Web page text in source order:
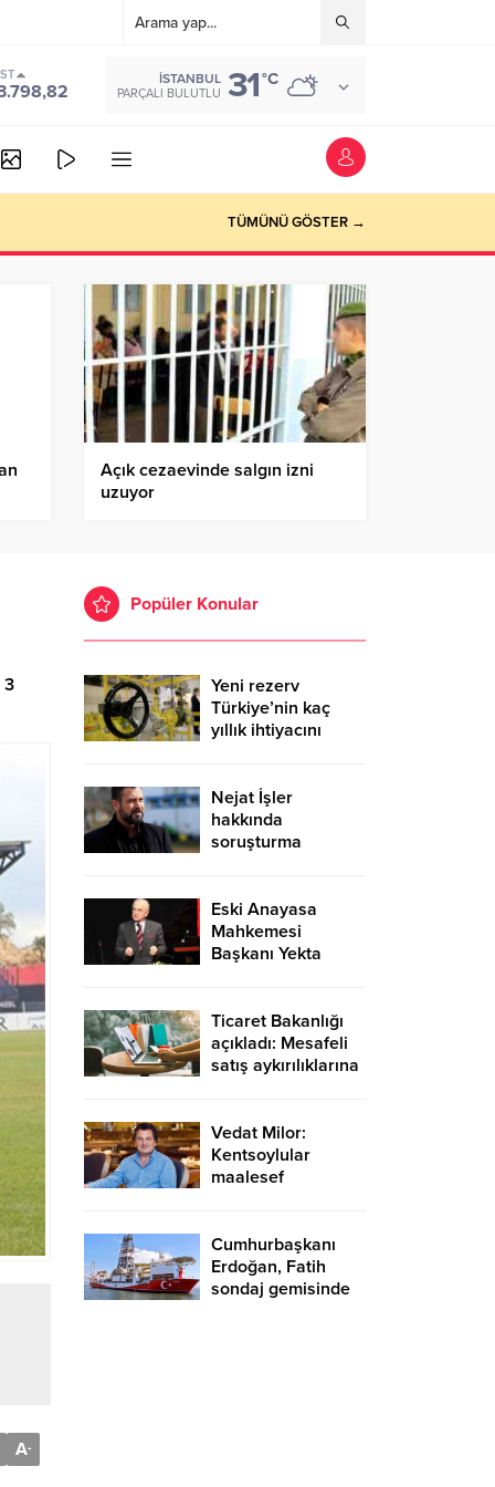
İSTANBUL
PARÇALI BULUTLU 31°C
TÜMÜNÜ GÖSTER →
Açık cezaevinde salgın izni
uzuyor
3
A-
Popüler Konular
Yeni rezerv
Türkiye’nin kaç
yıllık ihtiyacını
Nejat İşler
hakkında
soruşturma
Eski Anayasa
Mahkemesi
Başkanı Yekta
iktidara güvenerek
böyle kararlar
alıyor
Ticaret Bakanlığı
açıkladı: Mesafeli
satış aykırılıklarına
Vedat Milor:
Kentsoylular
maalesef
zaman
hazmedemediler
Cumhurbaşkanı
Erdoğan, Fatih
sondaj gemisinde